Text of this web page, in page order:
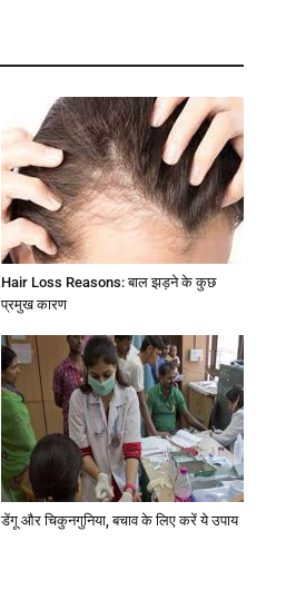
Hair Loss Reasons: बाल झड़ने के कुछ
प्रमुख कारण
डेंगू और चिकुनगुनिया, बचाव के लिए करें ये उपाय